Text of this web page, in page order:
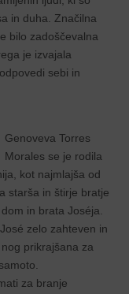
in duha. Značilna
bilo zadoščevalna
je izvajala
sebi in
Genoveva Torres
Morales se je rodila
kot najmlajša od
starša in štirje bratje
in brata Joséja.
zelo zahteven in
prikrajšana za
za branje